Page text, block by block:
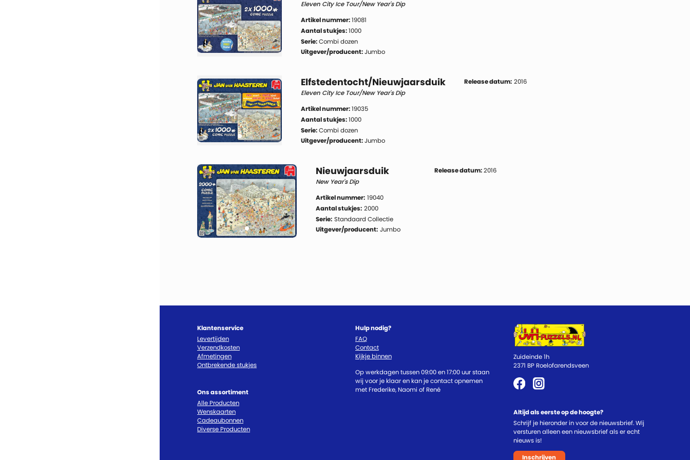
Eleven City Ice Tour/New Year's Dip
Artikel nummer: 19081
Aantal stukjes: 1000
Serie: Combi dozen
Uitgever/producent: Jumbo
Elfstedentocht/Nieuwjaarsduik
Eleven City Ice Tour/New Year's Dip
Artikel nummer: 19035
Aantal stukjes: 1000
Serie: Combi dozen
Uitgever/producent: Jumbo
Release datum: 2016
Nieuwjaarsduik
New Year's Dip
Artikel nummer: 19040
Aantal stukjes: 2000
Serie: Standaard Collectie
Uitgever/producent: Jumbo
Release datum: 2016
Klantenservice
Levertijden
Verzendkosten
Afmetingen
Ontbrekende stukjes
Ons assortiment
Alle Producten
Wenskaarten
Cadeaubonnen
Diverse Producten
Hulp nodig?
FAQ
Contact
Kijkje binnen
Op werkdagen tussen 09:00 en 17:00 uur staan
wij voor je klaar en kan je contact opnemen
met Frederike, Naomi of René
Zuideinde 1h
2371 BP Roelofarendsveen
Altijd als eerste op de hoogte?
Schrijf je hieronder in voor de nieuwsbrief. Wij
versturen alleen een nieuwsbrief als er echt
nieuws is!
Inschrijven